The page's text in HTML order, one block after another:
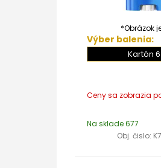
*Obrázok
Výber balenia:
Kartón
Na sklade 677
Obj. čislo: